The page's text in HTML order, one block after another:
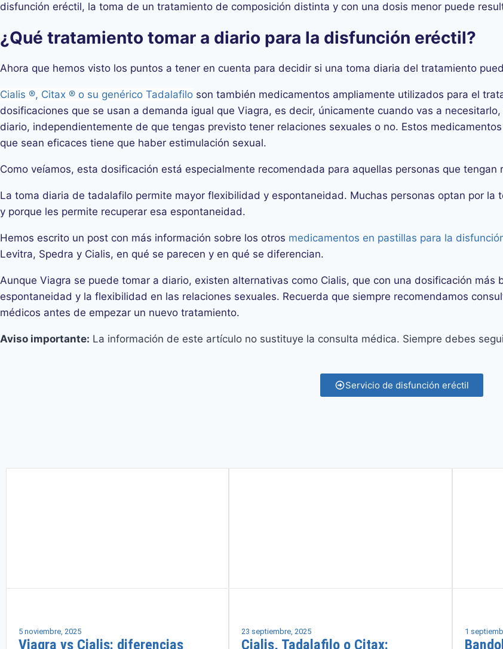
disfunción eréctil, la toma de un tratamiento de composición distinta y con una dosis menor puede
¿Qué tratamiento tomar a diario para la disfunción eréctil?
Ahora que hemos visto los puntos a tener en cuenta para decidir si una toma diaria del tratamiento
Cialis ®, Citax ® o su genérico Tadalafilo son también medicamentos ampliamente utilizados para el
dosificaciones que se usan a demanda igual que Viagra, es decir, únicamente cuando vas a
diario, independientemente de que tengas previsto tener relaciones sexuales o no. Estos
que sean eficaces tiene que haber estimulación sexual.
Como veíamos, esta dosificación está especialmente recomendada para aquellas personas que tengan
La toma diaria de tadalafilo permite mayor flexibilidad y espontaneidad. Muchas personas optan por
y porque les permite recuperar esa espontaneidad.
Hemos escrito un post con más información sobre los otros medicamentos en pastillas para la
Levitra, Spedra y Cialis, en qué se parecen y en qué se diferencian.
Aunque Viagra se puede tomar a diario, existen alternativas como Cialis, que con una dosificación
espontaneidad y la flexibilidad en las relaciones sexuales. Recuerda que siempre recomendamos
médicos antes de empezar un nuevo tratamiento.
Aviso importante: La información de este artículo no sustituye la consulta médica. Siempre debes
Servicio de disfunción eréctil
5 noviembre, 2025
Viagra vs Cialis: diferencias
23 septiembre, 2025
Cialis, Tadalafilo o Citax:
1